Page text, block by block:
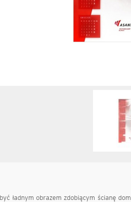
ładnym obrazem zdobiącym ścianę